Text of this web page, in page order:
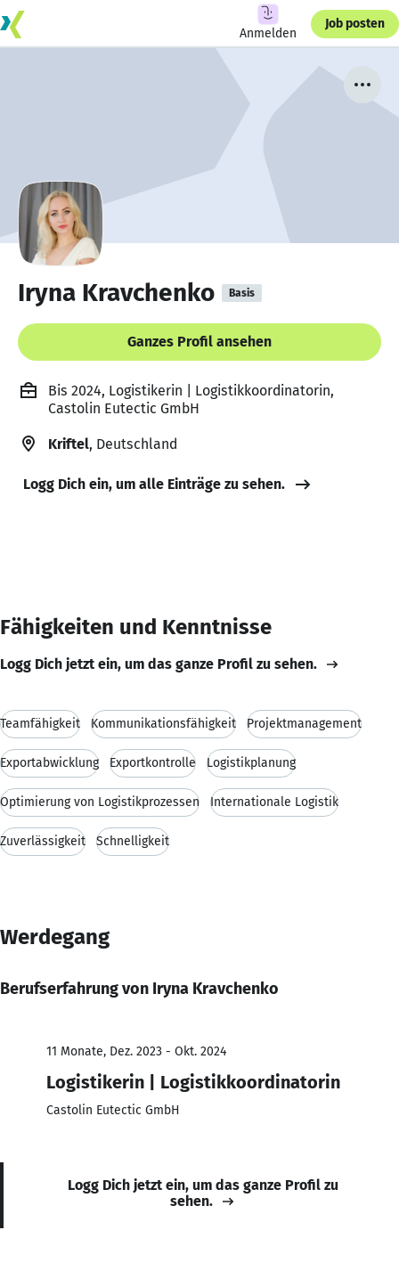
Anmelden
Job posten
Iryna Kravchenko Basis
Ganzes Profil ansehen
Bis 2024, Logistikerin | Logistikkoordinatorin,
Castolin Eutectic GmbH
Kriftel, Deutschland
Logg Dich ein, um alle Einträge zu sehen.
Fähigkeiten und Kenntnisse
Logg Dich jetzt ein, um das ganze Profil zu sehen.
Teamfähigkeit Kommunikationsfähigkeit Projektmanagement
Exportabwicklung Exportkontrolle Logistikplanung
Optimierung von Logistikprozessen Internationale Logistik
Zuverlässigkeit Schnelligkeit
Werdegang
Berufserfahrung von Iryna Kravchenko
11 Monate, Dez. 2023 - Okt. 2024
Logistikerin | Logistikkoordinatorin
Castolin Eutectic GmbH
Logg Dich jetzt ein, um das ganze Profil zu
sehen.